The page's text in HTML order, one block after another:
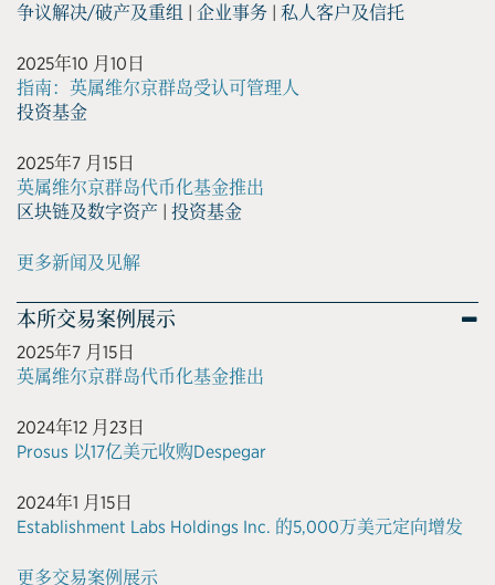
争议解决/破产及重组 | 企业事务 | 私人客户及信托
2025年10 月10日
指南：英属维尔京群岛受认可管理人
投资基金
2025年7 月15日
英属维尔京群岛代币化基金推出
区块链及数字资产 | 投资基金
更多新闻及见解
本所交易案例展示
2025年7 月15日
英属维尔京群岛代币化基金推出
2024年12 月23日
Prosus 以17亿美元收购Despegar
2024年1 月15日
Establishment Labs Holdings Inc. 的5,000万美元定向增发
更多交易案例展示